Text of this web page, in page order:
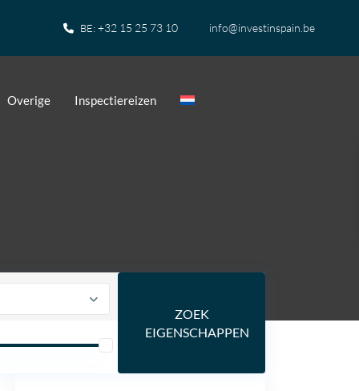
BE:+32 15 25 73 10 info@investinspain.be
Overige Inspectiereizen